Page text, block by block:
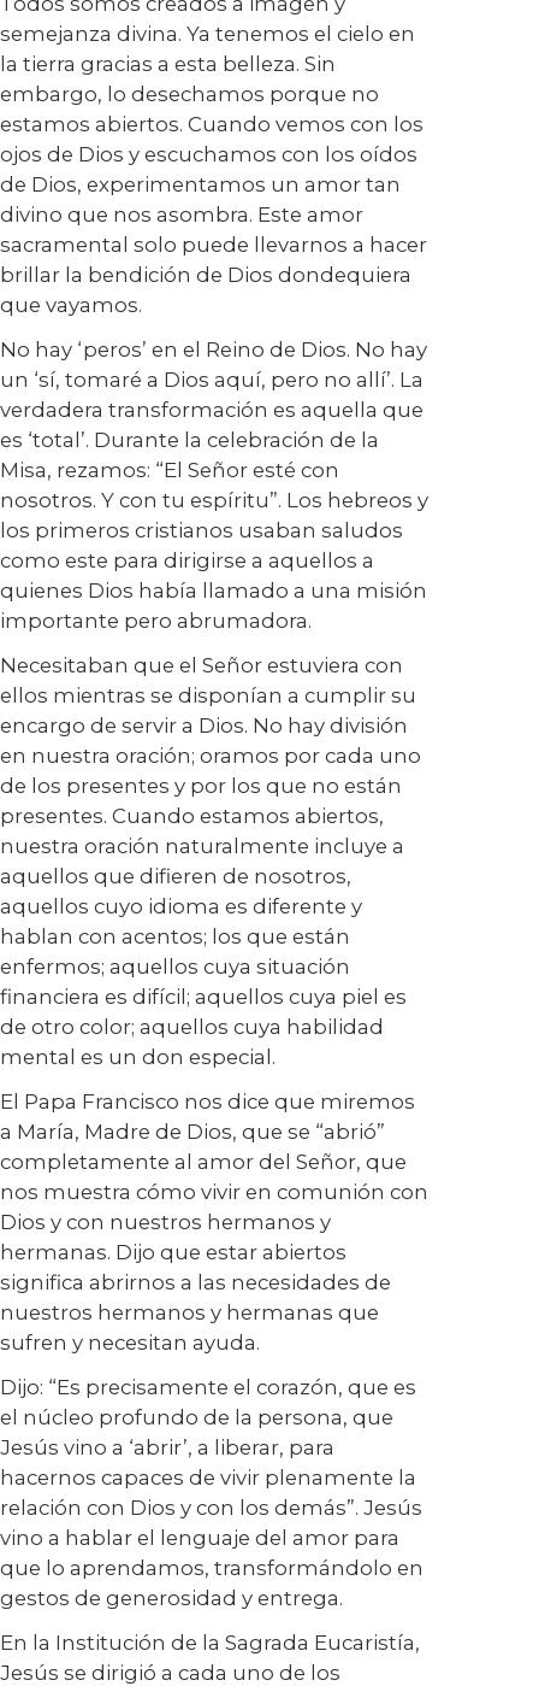
semejanza divina. Ya tenemos el cielo en
la tierra gracias a esta belleza. Sin
embargo, lo desechamos porque no
estamos abiertos. Cuando vemos con los
ojos de Dios y escuchamos con los oídos
de Dios, experimentamos un amor tan
divino que nos asombra. Este amor
sacramental solo puede llevarnos a hacer
brillar la bendición de Dios dondequiera
que vayamos.
No hay ‘peros’ en el Reino de Dios. No hay
un ‘sí, tomaré a Dios aquí, pero no allí’. La
verdadera transformación es aquella que
es ‘total’. Durante la celebración de la
Misa, rezamos: “El Señor esté con
nosotros. Y con tu espíritu”. Los hebreos y
los primeros cristianos usaban saludos
como este para dirigirse a aquellos a
quienes Dios había llamado a una misión
importante pero abrumadora.
Necesitaban que el Señor estuviera con
ellos mientras se disponían a cumplir su
encargo de servir a Dios. No hay división
en nuestra oración; oramos por cada uno
de los presentes y por los que no están
presentes. Cuando estamos abiertos,
nuestra oración naturalmente incluye a
aquellos que difieren de nosotros,
aquellos cuyo idioma es diferente y
hablan con acentos; los que están
enfermos; aquellos cuya situación
financiera es difícil; aquellos cuya piel es
de otro color; aquellos cuya habilidad
mental es un don especial.
El Papa Francisco nos dice que miremos
a María, Madre de Dios, que se “abrió”
completamente al amor del Señor, que
nos muestra cómo vivir en comunión con
Dios y con nuestros hermanos y
hermanas. Dijo que estar abiertos
significa abrirnos a las necesidades de
nuestros hermanos y hermanas que
sufren y necesitan ayuda.
Dijo: “Es precisamente el corazón, que es
el núcleo profundo de la persona, que
Jesús vino a ‘abrir’, a liberar, para
hacernos capaces de vivir plenamente la
relación con Dios y con los demás”. Jesús
vino a hablar el lenguaje del amor para
que lo aprendamos, transformándolo en
gestos de generosidad y entrega.
En la Institución de la Sagrada Eucaristía,
Jesús se dirigió a cada uno de los